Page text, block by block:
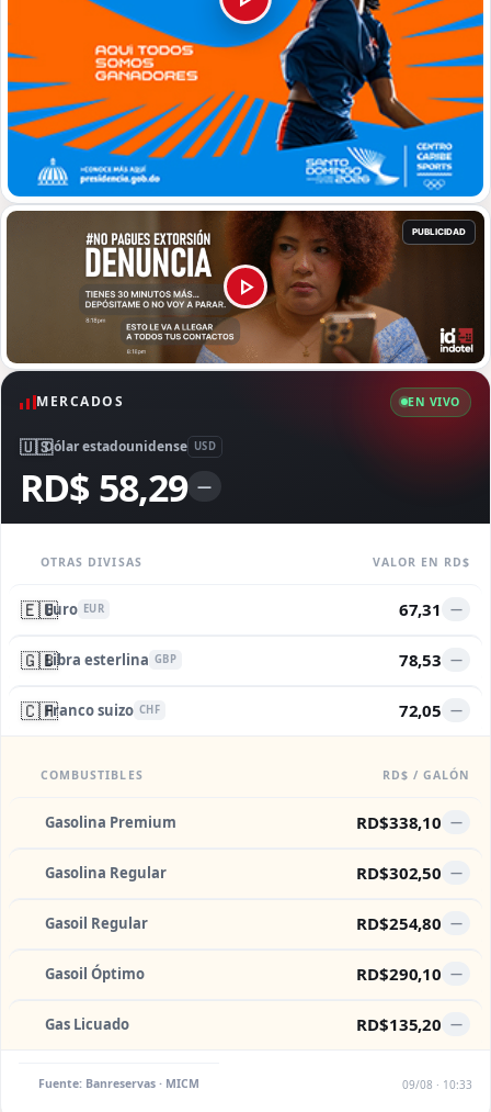
MERCADOS EN VIVO
🇺🇸Dólar estadounidense USD
RD$ 58,29 —
OTRAS DIVISAS VALOR EN RD$
🇪🇺Euro EUR 67,31 —
🇬🇧Libra esterlina GBP 78,53 —
🇨🇭Franco suizo CHF 72,05 —
COMBUSTIBLES RD$ / GALÓN
Gasolina Premium RD$338,10 —
Gasolina Regular RD$302,50 —
Gasoil Regular RD$254,80 —
Gasoil Óptimo RD$290,10 —
Gas Licuado RD$135,20 —
Fuente: Banreservas · MICM 09/08 · 10:33